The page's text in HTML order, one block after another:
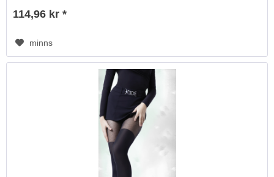
114,96 kr *
minns